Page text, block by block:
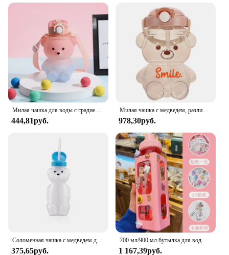
444,81руб.
Милая чашка с медведем, различные режимы 1000 мл/1400, фотоемкость с соломинкой, кавайная бутылка для воды для девочек, детский уличный чайник для питья
978,30руб.
375,65руб.
700 мл/900 мл бутылка для воды с соломинкой 3D милый медведь наклейка без BPA пластиковая квадратная чашка-непроливайка портативная посуда для напитков
1 167,39руб.